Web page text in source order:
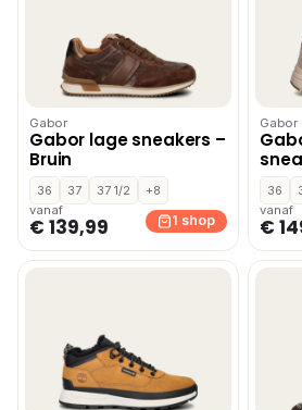
Gabor
Gabor lage sneakers –
Bruin
36 37 37 1/2
+8
vanaf
€ 139,99 1 shop
Gabor
36
vanaf
€